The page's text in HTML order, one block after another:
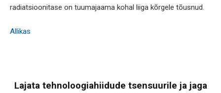
radiatsioonitase on tuumajaama kohal liiga kõrgele tõusnud.
Allikas
Lajata tehnoloogiahiidude tsensuurile ja jaga